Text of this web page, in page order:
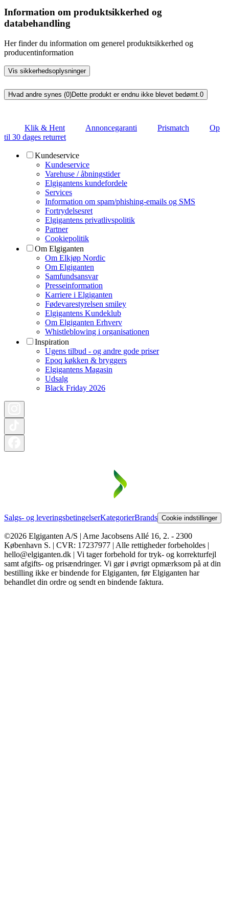
Information om produktsikkerhed og
databehandling
Her finder du information om generel produktsikkerhed og
producentinformation
Vis sikkerhedsoplysninger
Hvad andre synes (0)Dette produkt er endnu ikke blevet bedømt.0
Klik & Hent Annoncegaranti Prismatch
Op
til 30 dages returret
Kundeservice
Kundeservice
Varehuse / åbningstider
Elgigantens kundefordele
Services
Information om spam/phishing-emails og SMS
Fortrydelsesret
Elgigantens privatlivspolitik
Partner
Cookiepolitik
Om Elgiganten
Om Elkjøp Nordic
Om Elgiganten
Samfundsansvar
Presseinformation
Karriere i Elgiganten
Fødevarestyrelsen smiley
Elgigantens Kundeklub
Om Elgiganten Erhverv
Whistleblowing i organisationen
Inspiration
Ugens tilbud - og andre gode priser
Epoq køkken & bryggers
Elgigantens Magasin
Udsalg
Black Friday 2026
Salgs- og leveringsbetingelserKategorierBrands Cookie indstillinger
©2026 Elgiganten A/S | Arne Jacobsens Allé 16, 2. - 2300
København S. | CVR: 17237977 | Alle rettigheder forbeholdes |
hello@elgiganten.dk | Vi tager forbehold for tryk- og korrekturfejl
samt afgifts- og prisændringer. Vi gør i øvrigt opmærksom på at din
bestilling ikke er bindende for Elgiganten, før Elgiganten har
behandlet din ordre og sendt en bindende faktura.